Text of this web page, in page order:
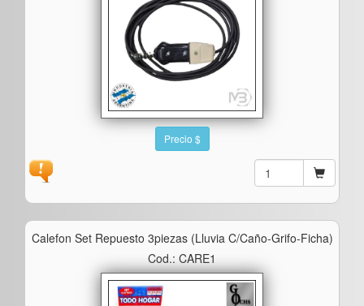
Precio $
Calefon Set Repuesto 3piezas (lluvia C/caño-Grifo-Ficha)
Cod.: CARE1